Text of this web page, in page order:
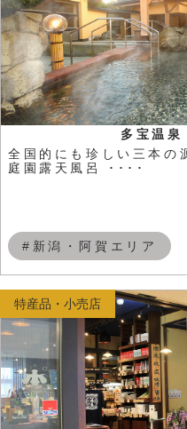
多宝温
全国的にも珍しい三本の
庭園露天風呂 ････
#新潟・阿賀エリア
特産品・小売店